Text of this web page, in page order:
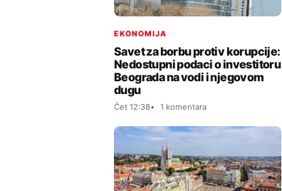
EKONOMIJA
Savet za borbu protiv korupcije:
Nedostupni podaci o investitoru
Beograda na vodi i njegovom
dugu
Čet 12:38 1 komentara